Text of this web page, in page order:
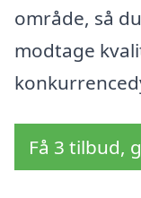
område, så
modtage
Få 3 tilbud,